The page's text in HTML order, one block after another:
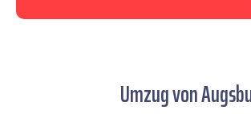
Umzug von